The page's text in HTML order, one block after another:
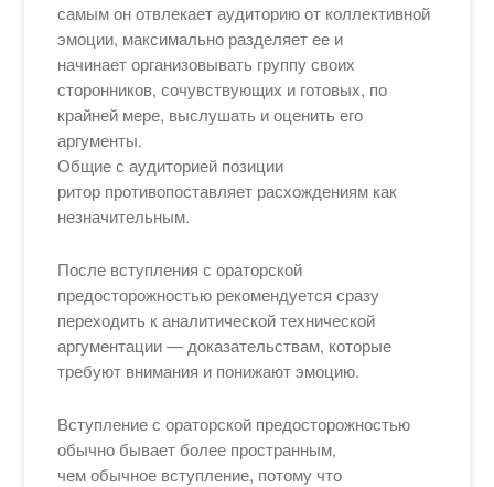
самым он отвлекает аудиторию от коллективной
эмоции, максимально разделяет ее и
начинает организовывать группу своих
сторонников, сочувствующих и готовых, по
крайней мере, выслушать и оценить его
аргументы.
Общие с аудиторией позиции
ритор противопоставляет расхождениям как
незначительным.
После вступления с ораторской
предосторожностью рекомендуется сразу
переходить к аналитической технической
аргументации — доказательствам, которые
требуют внимания и понижают эмоцию.
Вступление с ораторской предосторожностью
обычно бывает более пространным,
чем обычное вступление, потому что